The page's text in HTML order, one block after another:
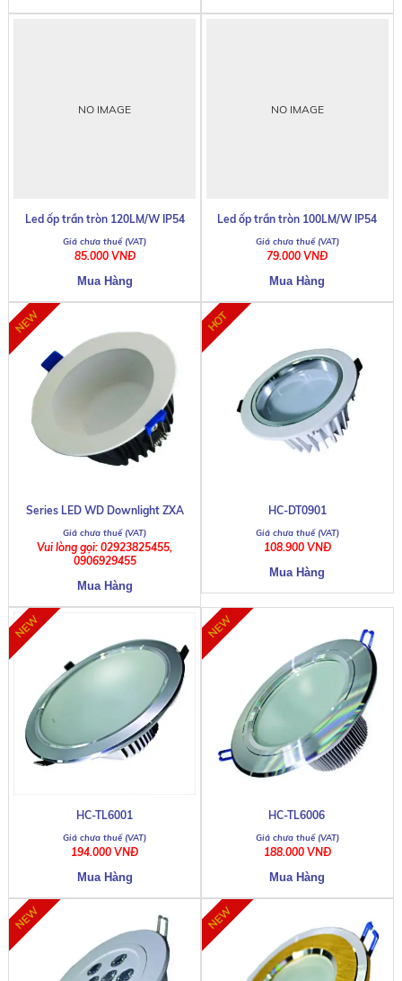
NO IMAGE
Led ốp trần tròn 120LM/W IP54
85.000 VNĐ
NO IMAGE
Led ốp trần tròn 100LM/W IP54
79.000 VNĐ
Series LED WD Downlight ZXA
Vui lòng gọi: 02923825455,
0906929455
HC-DT0901
108.900 VNĐ
HC-TL6001
194.000 VNĐ
HC-TL6006
188.000 VNĐ